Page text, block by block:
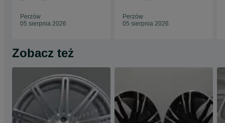
Perzów
05 sierpnia 2026
Perzów
05 sierpnia 2026
Zobacz też